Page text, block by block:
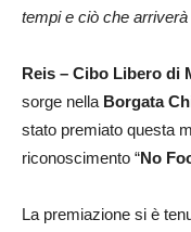
tempi e ciò che
Reis – Cibo Libero di
sorge nella Borgata
stato premiato questa
riconoscimento “No
La premiazione si è